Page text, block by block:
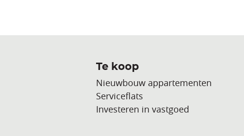
Te koop
Nieuwbouw appartementen
Serviceflats
Investeren in vastgoed